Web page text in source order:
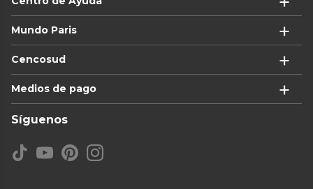
Mundo Paris
Cencosud
Medios de pago
Síguenos